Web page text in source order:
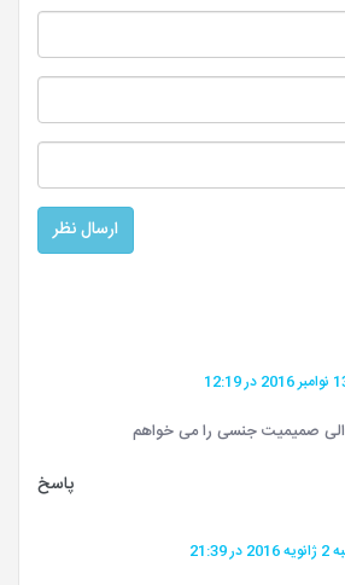
صمیمیت جنسی را می خواهم
پاسخ
در 21:39